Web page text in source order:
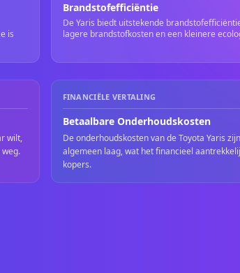
is
Brandstofefficiëntie
De Yaris biedt uitstekende
lagere brandstofkosten en een kleinere
wilt,
FINANCIËLE VERTALING
Betaalbare Onderhoudskosten
De onderhoudskosten van de Toyota Yaris
algemeen laag, wat het financieel
kopers.